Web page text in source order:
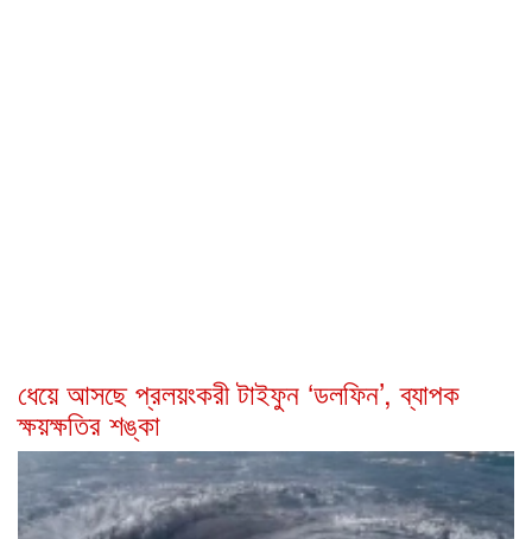
ধেয়ে আসছে প্রলয়ংকরী টাইফুন ‌‘ডলফিন’, ব্যাপক
ক্ষয়ক্ষতির শঙ্কা